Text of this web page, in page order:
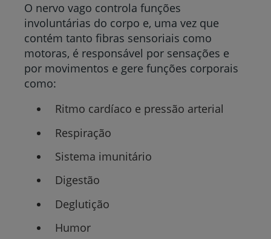
O nervo vago controla funções
involuntárias do corpo e, uma vez que
contém tanto fibras sensoriais como
motoras, é responsável por sensações e
por movimentos e gere funções corporais
como:
Ritmo cardíaco e pressão arterial
Respiração
Sistema imunitário
Digestão
Deglutição
Humor